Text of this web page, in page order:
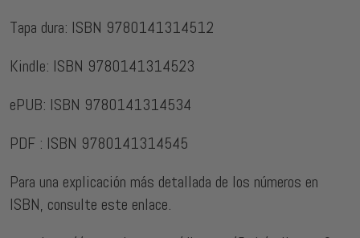
Tapa dura: ISBN 9780141314512
Kindle: ISBN 9780141314523
ePUB: ISBN 9780141314534
PDF : ISBN 9780141314545
Para una explicación más detallada de los números en
ISBN, consulte este enlace.